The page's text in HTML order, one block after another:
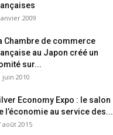
2009
Chambre de commerce
au Japon créé un
sur...
juin 2010
Economy Expo : le salon
l’économie au service des...
août 2015